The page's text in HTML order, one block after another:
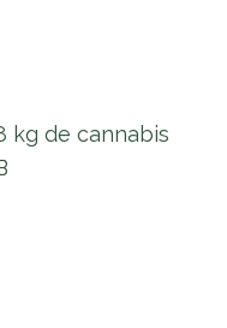
kg de cannabis